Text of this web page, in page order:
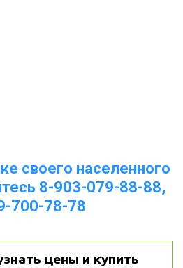
своего населенного
8-903-079-88-88,
700-78-78
цены и купить